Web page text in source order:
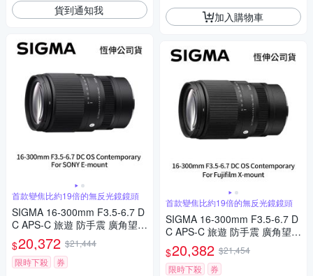
貨到通知我
首款變焦比約19倍的無反光鏡鏡頭
SIGMA 16-300mm F3.5-6.7 D
C APS-C 旅遊 防手震 廣角望遠
鏡頭 For SONY E-mount (公司
貨)
$20,372 $21,444
限時下殺
券
加入購物車
首款變焦比約19倍的無反光鏡鏡頭
SIGMA 16-300mm F3.5-6.7 D
C APS-C 旅遊 防手震 廣角望遠
鏡頭 For Fujifilm X-mount (公
司貨)
$20,382 $21,454
限時下殺
券